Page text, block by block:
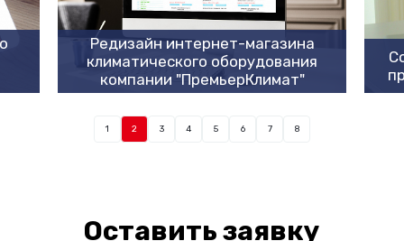
Редизайн интернет-магазина
климатического оборудования
компании "ПремьерКлимат"
1 2 3 4 5 6 7 8
Оставить заявку